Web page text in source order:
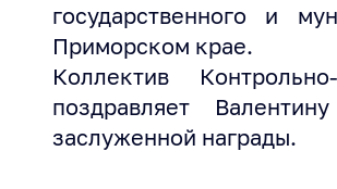
государственного и
Приморском крае.
Коллектив
поздравляет
заслуженной награды.